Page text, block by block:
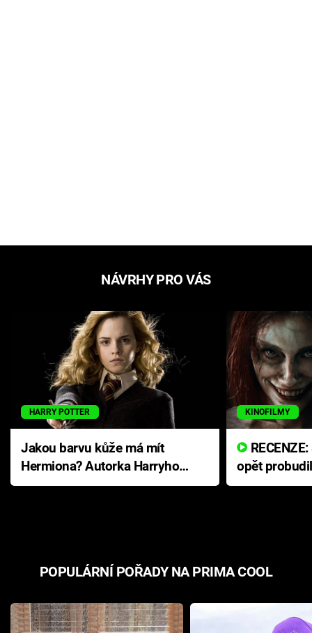
NÁVRHY PRO VÁS
HARRY POTTER
Jakou barvu kůže má mít
Hermiona? Autorka Harryho
Pottera přišla s ráznou
KINOFILMY
opět
přichází s
POPULÁRNÍ POŘADY NA PRIMA COOL